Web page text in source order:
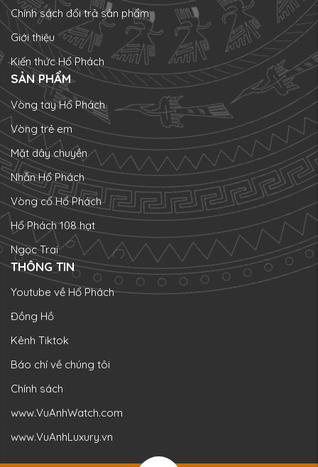
Chính sách đổi trả sản phẩm
Giới thiệu
Kiến thức Hổ Phách
SẢN PHẨM
Vòng tay Hổ Phách
Vòng trẻ em
Mặt dây chuyền
Nhẫn Hổ Phách
Vòng cổ Hổ Phách
Hổ Phách 108 hạt
Ngọc Trai
THÔNG TIN
Youtube về Hổ Phách
Đồng Hồ
Kênh Tiktok
Báo chí về chúng tôi
Chính sách
www.VuAnhWatch.com
www.VuAnhLuxury.vn